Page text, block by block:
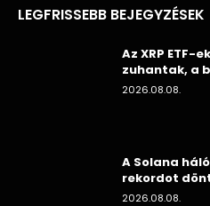
LEGFRISSEBB BEJEGYZÉSEK
Az XRP ETF-
zuhantak, a
2026.08.08.
A Solana
rekordot
2026.08.08.